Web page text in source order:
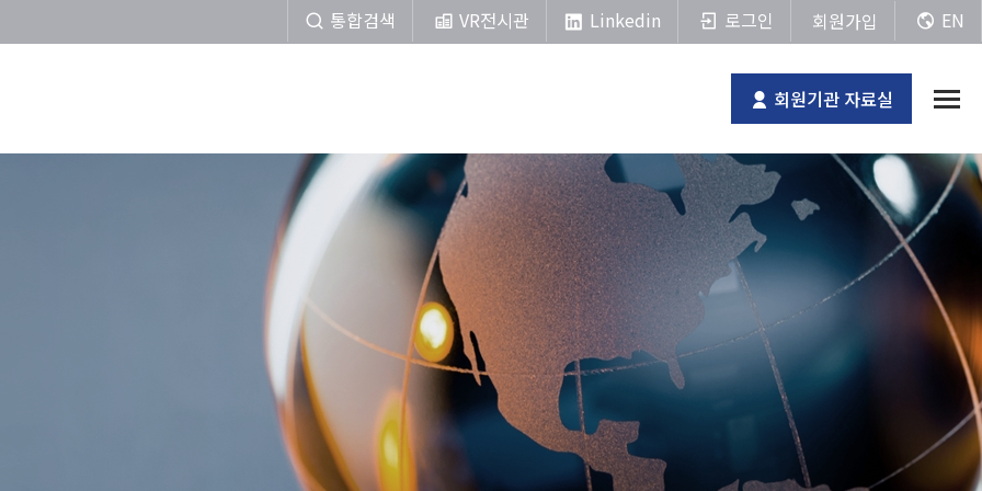
통합검색 VR전시관 Linkedin 로그인 회원가입 EN
회원기관 자료실 전체